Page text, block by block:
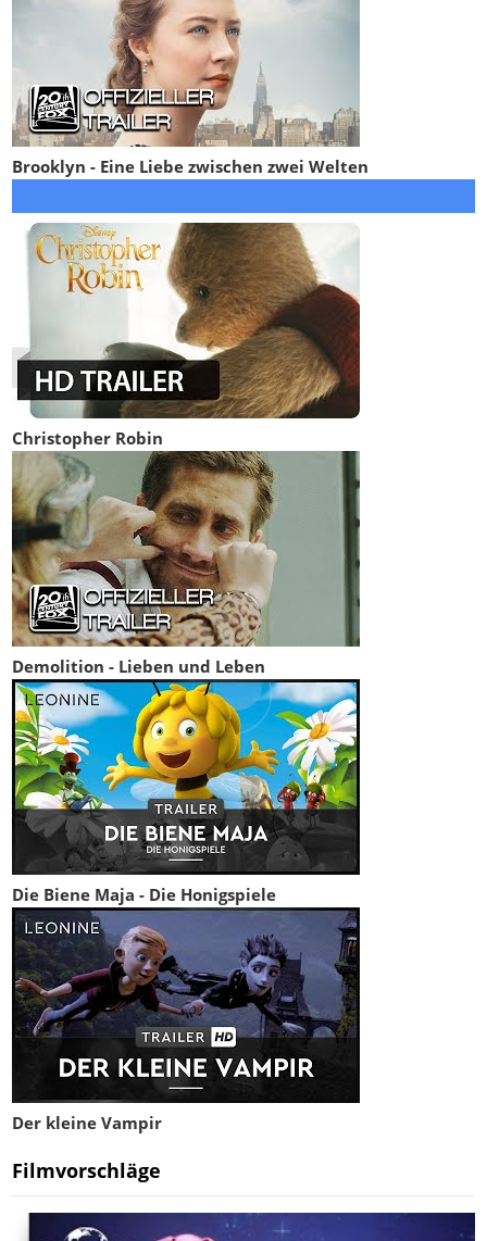
Brooklyn - Eine Liebe zwischen zwei Welten
Christopher Robin
Demolition - Lieben und Leben
Die Biene Maja - Die Honigspiele
Der kleine Vampir
Filmvorschläge